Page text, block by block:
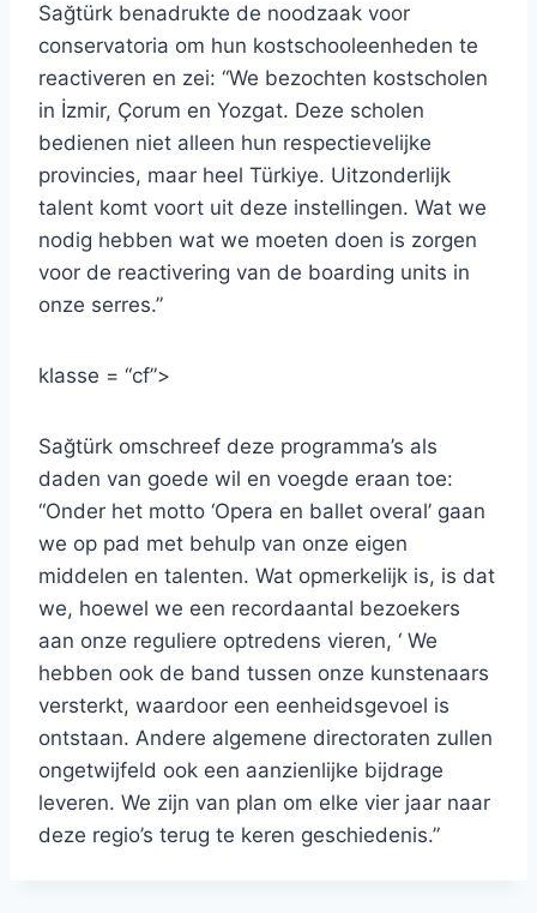
Sağtürk benadrukte de noodzaak voor
conservatoria om hun kostschooleenheden te
reactiveren en zei: “We bezochten kostscholen
in İzmir, Çorum en Yozgat. Deze scholen
bedienen niet alleen hun respectievelijke
provincies, maar heel Türkiye. Uitzonderlijk
talent komt voort uit deze instellingen. Wat we
nodig hebben wat we moeten doen is zorgen
voor de reactivering van de boarding units in
onze serres.”
klasse = “cf”>
Sağtürk omschreef deze programma’s als
daden van goede wil en voegde eraan toe:
“Onder het motto ‘Opera en ballet overal’ gaan
we op pad met behulp van onze eigen
middelen en talenten. Wat opmerkelijk is, is dat
we, hoewel we een recordaantal bezoekers
aan onze reguliere optredens vieren, ‘ We
hebben ook de band tussen onze kunstenaars
versterkt, waardoor een eenheidsgevoel is
ontstaan. Andere algemene directoraten zullen
ongetwijfeld ook een aanzienlijke bijdrage
leveren. We zijn van plan om elke vier jaar naar
deze regio’s terug te keren geschiedenis.”